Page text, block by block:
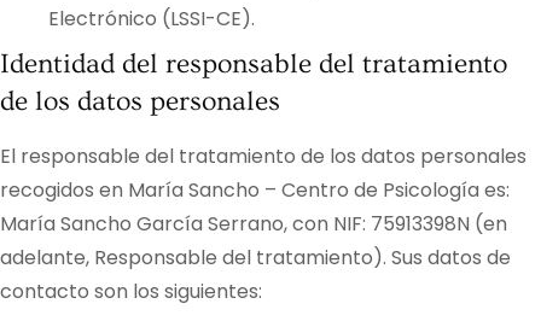
Electrónico (LSSI-CE).
Identidad del responsable del tratamiento
de los datos personales
El responsable del tratamiento de los datos personales
recogidos en María Sancho – Centro de Psicología es:
María Sancho García Serrano, con NIF: 75913398N (en
adelante, Responsable del tratamiento). Sus datos de
contacto son los siguientes: